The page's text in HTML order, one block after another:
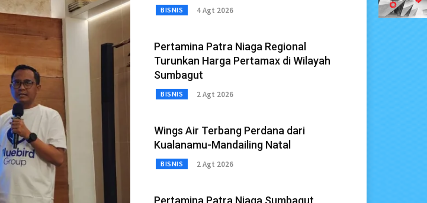
BISNIS 4 Agt 2026
Pertamina Patra Niaga Regional
Turunkan Harga Pertamax di Wilayah
Sumbagut
BISNIS 2 Agt 2026
Wings Air Terbang Perdana dari
Kualanamu-Mandailing Natal
BISNIS 2 Agt 2026
Pertamina Patra Niaga Sumbagut